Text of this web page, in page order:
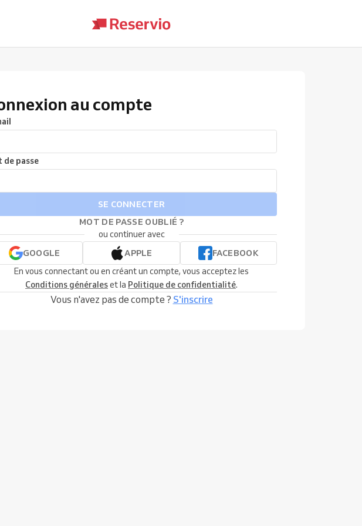
au compte
de passe
SE CONNECTER
MOT DE PASSE OUBLIÉ ?
ou continuer avec
GOOGLE
APPLE
FACEBOOK
En vous connectant ou en créant un compte, vous acceptez les
Conditions généraleset la Politique de confidentialité.
Vous n'avez pas de compte ? S'inscrire